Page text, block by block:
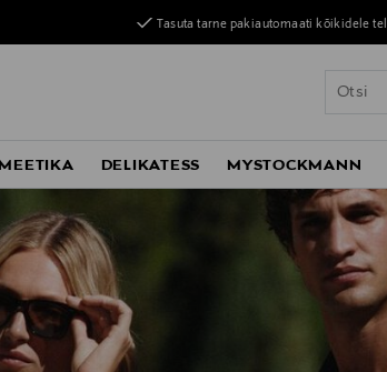
Tasuta tarne pakiautomaati kõikidele
DELIKATESS MYSTOCKMANN